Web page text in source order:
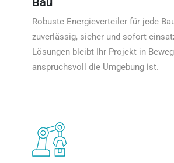
Robuste Energieverteiler für jede
zuverlässig, sicher und sofort
Lösungen bleibt Ihr Projekt in
anspruchsvoll die Umgebung ist.